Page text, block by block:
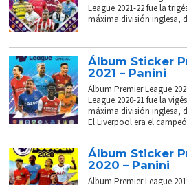
League 2021-22 fue la
máxima división inglesa,
Álbum Sticker
2021 – Panini
Álbum Premier League
League 2020-21 fue la
máxima división inglesa,
El Liverpool era el
Álbum Sticker
2020 – Panini
Álbum Premier League